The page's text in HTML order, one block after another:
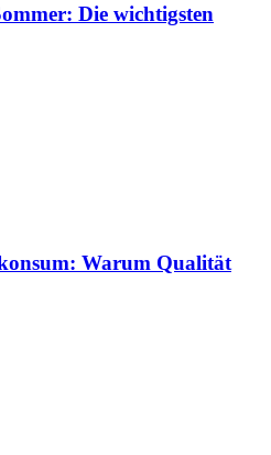
Die wichtigsten
Warum Qualität